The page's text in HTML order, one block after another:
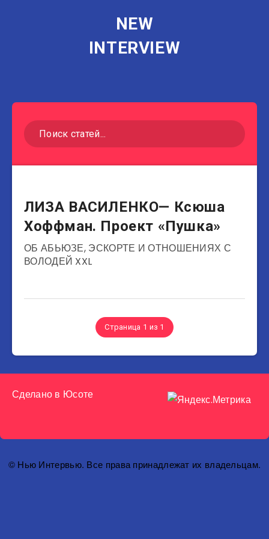
NEW
INTERVIEW
Блогеры
ЛИЗА ВАСИЛЕНКО— Ксюша
Хоффман. Проект «Пушка»
ОБ АБЬЮЗЕ, ЭСКОРТЕ И ОТНОШЕНИЯХ С
ВОЛОДЕЙ XXL
Страница 1 из 1
Сделано в Юсоте
© Нью Интервью. Все права принадлежат их владельцам.